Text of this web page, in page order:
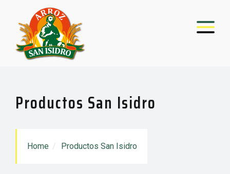
Productos San Isidro
Home Productos San Isidro